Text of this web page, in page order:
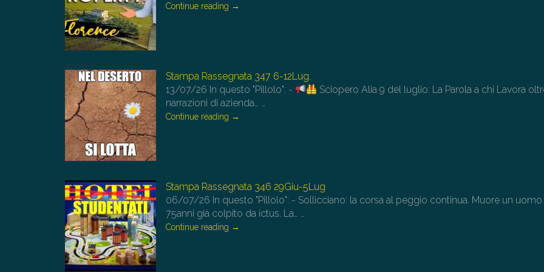
Continue reading →
Stampa Rassegnata 347 6-12Lug.
13/07/26 In questo "Pillolo": -
Sciopero Alia 9 del luglio: La Parola a chi Lavora
narrazioni di azienda… …
Continue reading →
Stampa Rassegnata 346 29Giu-5Lug
06/07/26 In questo "Pillolo": - Sollicciano: la corsa al peggio continua. Muore un uomo
75anni già colpito da ictus. La… …
Continue reading →